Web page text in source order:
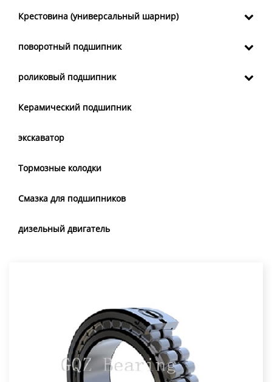
Крестовина (универсальный шарнир)
поворотный подшипник
роликовый подшипник
Керамический подшипник
экскаватор
Тормозные колодки
Смазка для подшипников
дизельный двигатель